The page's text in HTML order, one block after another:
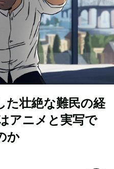
た壮絶な難民の経
アニメと実写で
か